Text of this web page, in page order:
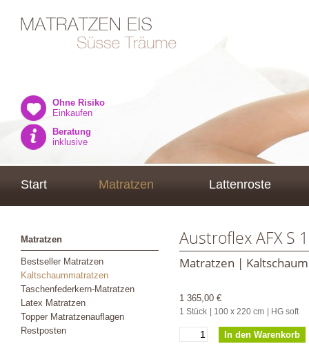
Ohne Risiko
Einkaufen
Beratung
inklusive
Start Matratzen Lattenroste
Matratzen
Bestseller Matratzen
Kaltschaummatratzen
Taschenfederkern-Matratzen
Latex Matratzen
Topper Matratzenauflagen
Restposten
Austroflex AFX S
Matratzen |
1 365,00 €
1 Stück | 100 x 220 cm | HG soft